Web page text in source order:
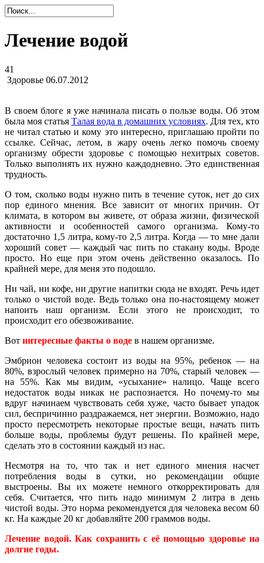
Лечение водой
41
Здоровье 06.07.2012
В своем блоге я уже начинала писать о пользе воды. Об этом
была моя статья Талая вода в домашних условиях. Для тех, кто
не читал статью и кому это интересно, приглашаю пройти по
ссылке. Сейчас, летом, в жару очень легко помочь своему
организму обрести здоровье с помощью нехитрых советов.
Только выполнять их нужно каждодневно. Это единственная
трудность.
О том, сколько воды нужно пить в течение суток, нет до сих
пор единого мнения. Все зависит от многих причин. От
климата, в котором вы живете, от образа жизни, физической
активности и особенностей самого организма. Кому-то
достаточно 1,5 литра, кому-то 2,5 литра. Когда — то мне дали
хороший совет — каждый час пить по стакану воды. Вроде
просто. Но еще при этом очень действенно оказалось. По
крайней мере, для меня это подошло.
Ни чай, ни кофе, ни другие напитки сюда не входят. Речь идет
только о чистой воде. Ведь только она по-настоящему может
напоить наш организм. Если этого не происходит, то
происходит его обезвоживание.
Вот интересные факты о воде в нашем организме.
Эмбрион человека состоит из воды на 95%, ребенок — на
80%, взрослый человек примерно на 70%, старый человек —
на 55%. Как мы видим, «усыхание» налицо. Чаще всего
недостаток воды никак не распознается. Но почему-то мы
вдруг начинаем чувствовать себя хуже, часто бывает упадок
сил, беспричинно раздражаемся, нет энергии. Возможно, надо
просто пересмотреть некоторые простые вещи, начать пить
больше воды, проблемы будут решены. По крайней мере,
сделать это в состоянии каждый из нас.
Несмотря на то, что так и нет единого мнения насчет
потребления воды в сутки, но рекомендации общие
выстроены. Вы их можете немного откорректировать для
себя. Считается, что пить надо минимум 2 литра в день
чистой воды. Это норма рекомендуется для человека весом 60
кг. На каждые 20 кг добавляйте 200 граммов воды.
Лечение водой. Как сохранить с её помощью здоровье на
долгие годы.